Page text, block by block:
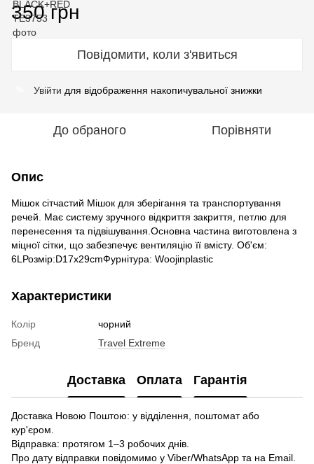
350 грн
Повідомити, коли з'явиться
Увійти для відображення накопичувальної знижки
До обраного Порівняти
Опис
Мішок сітчастий Мішок для зберігання та транспортування
речей. Має систему зручного відкриття закриття, петлю для
перенесення та підвішування.Основна частина виготовлена з
міцної сітки, що забезпечує вентиляцію її вмісту. Об'єм:
6LРозмір:D17x29cmФурнітура: Woojinplastic
Характеристики
Колір
чорний
Бренд
Travel Extreme
Доставка Оплата Гарантія
Доставка Новою Поштою: у відділення, поштомат або
кур'єром.
Відправка: протягом 1–3 робочих днів.
Про дату відправки повідомимо у Viber/WhatsApp та на Email.